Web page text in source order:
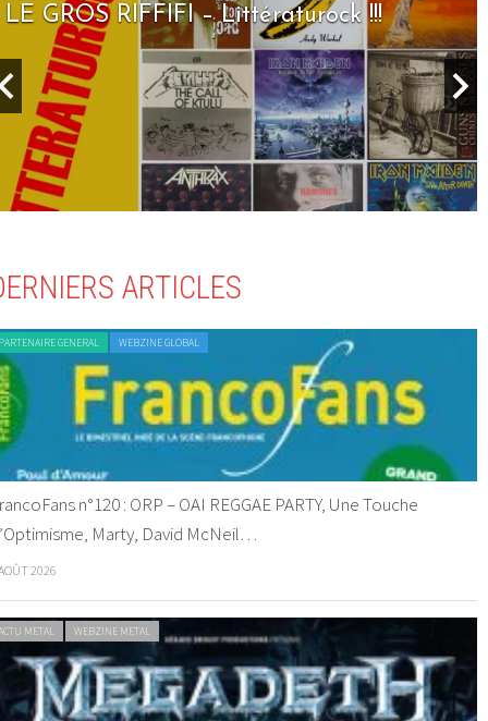
LE GROS RIFFIFI – Littératurock !!!
ARTICLES
GENERAL WEBZINE GLOBAL
n°120 : ORP – OAI REGGAE PARTY, Une Touche
Marty, David McNeil…
2026
METAL WEBZINE METAL